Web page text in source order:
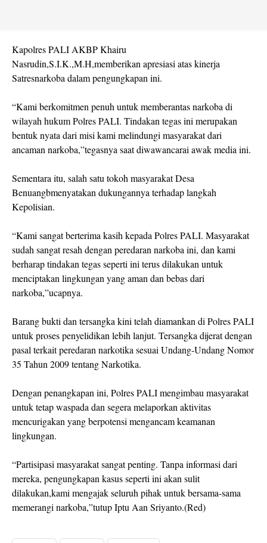
Kapolres PALI AKBP Khairu
Nasrudin,S.I.K.,M.H,memberikan apresiasi atas kinerja
Satresnarkoba dalam pengungkapan ini.
“Kami berkomitmen penuh untuk memberantas narkoba di
wilayah hukum Polres PALI. Tindakan tegas ini merupakan
bentuk nyata dari misi kami melindungi masyarakat dari
ancaman narkoba,”tegasnya saat diwawancarai awak media ini.
Sementara itu, salah satu tokoh masyarakat Desa
Benuangbmenyatakan dukungannya terhadap langkah
Kepolisian.
“Kami sangat berterima kasih kepada Polres PALI. Masyarakat
sudah sangat resah dengan peredaran narkoba ini, dan kami
berharap tindakan tegas seperti ini terus dilakukan untuk
menciptakan lingkungan yang aman dan bebas dari
narkoba,”ucapnya.
Barang bukti dan tersangka kini telah diamankan di Polres PALI
untuk proses penyelidikan lebih lanjut. Tersangka dijerat dengan
pasal terkait peredaran narkotika sesuai Undang-Undang Nomor
35 Tahun 2009 tentang Narkotika.
Dengan penangkapan ini, Polres PALI mengimbau masyarakat
untuk tetap waspada dan segera melaporkan aktivitas
mencurigakan yang berpotensi mengancam keamanan
lingkungan.
“Partisipasi masyarakat sangat penting. Tanpa informasi dari
mereka, pengungkapan kasus seperti ini akan sulit
dilakukan,kami mengajak seluruh pihak untuk bersama-sama
memerangi narkoba,”tutup Iptu Aan Sriyanto.(Red)